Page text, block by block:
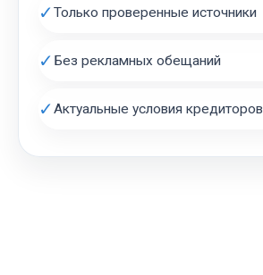
✓Только проверенные источники
✓ Без рекламных обещаний
✓Актуальные условия кредиторов